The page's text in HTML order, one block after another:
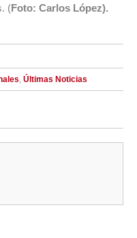
(Foto: Carlos López).
, Últimas Noticias